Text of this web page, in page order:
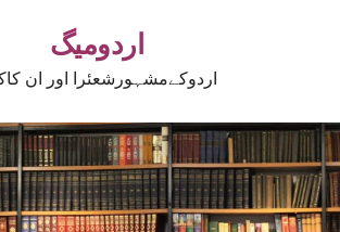
اردومیگ
اردوکےمشہورشعئرا اور ان